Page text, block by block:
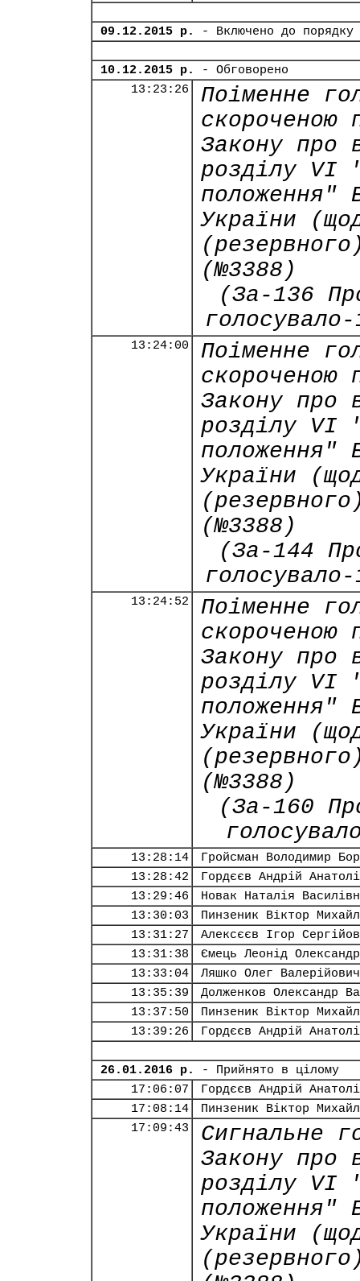
09.12.2015 р. - Включено до порядку
10.12.2015 р.
- Обговорено
13:23:26
Поіменне
скороченою
Закону про
розділу VI
положення"
України
(№3388)
(За-136
13:24:00
Поіменне
скороченою
Закону про
розділу VI
положення"
України
(№3388)
(За-144
13:24:52
Поіменне
скороченою
Закону про
розділу VI
положення"
України
(№3388)
(За-160
13:28:14
Гройсман Володимир
13:28:42
Гордєєв Андрій
13:29:46
Новак Наталія
13:30:03
Пинзеник Віктор
13:31:27
Алексєєв Ігор
13:31:38
Ємець Леонід
13:33:04
Ляшко Олег Валерійович
13:35:39
Долженков Олександр
13:37:50
Пинзеник Віктор
13:39:26
Гордєєв Андрій
26.01.2016 р.
- Прийнято в цілому
17:06:07
Гордєєв Андрій
17:08:14
Пинзеник Віктор
17:09:43
Сигнальне
Закону про
розділу VI
положення"
України